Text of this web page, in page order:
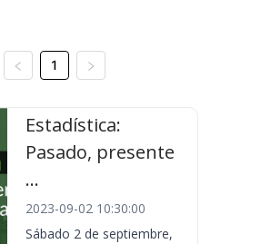
1
Estadística:
Pasado, presente
...
2023-09-02 10:30:00
Sábado 2 de septiembre,